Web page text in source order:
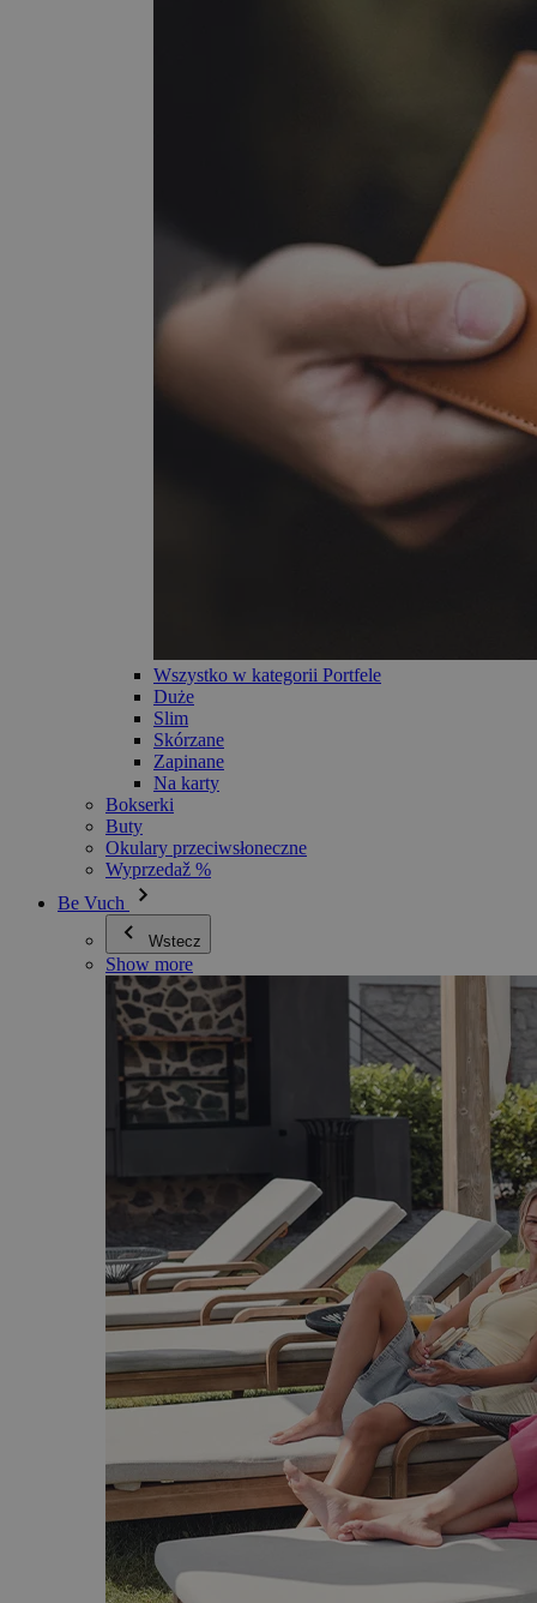
Wszystko w kategorii Portfele
Duże
Slim
Skórzane
Zapinane
Na karty
Bokserki
Buty
Okulary przeciwsłoneczne
Wyprzedaž %
Be Vuch
Wstecz
Show more